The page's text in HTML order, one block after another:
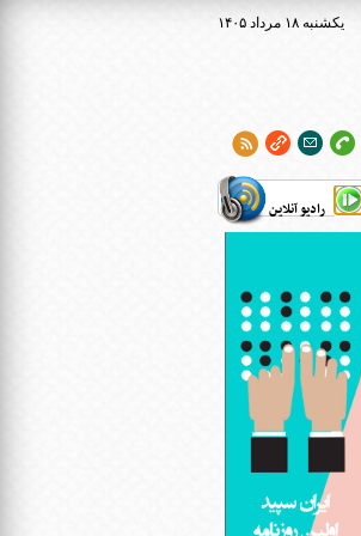
۱۴۰۵ يکشنبه ۱۸ مرداد
رادیو آنلاین